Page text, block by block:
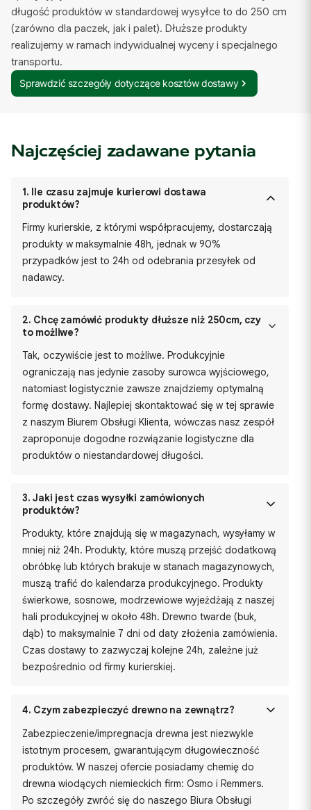
długość produktów w standardowej wysyłce to do 250 cm
(zarówno dla paczek, jak i palet). Dłuższe produkty
realizujemy w ramach indywidualnej wyceny i specjalnego
transportu.
Sprawdzić szczegóły dotyczące kosztów dostawy
Najczęściej zadawane pytania
1. Ile czasu zajmuje kurierowi dostawa
produktów?
Firmy kurierskie, z którymi współpracujemy, dostarczają
produkty w maksymalnie 48h, jednak w 90%
przypadków jest to 24h od odebrania przesyłek od
nadawcy.
2. Chcę zamówić produkty dłuższe niż 250cm, czy
to możliwe?
Tak, oczywiście jest to możliwe. Produkcyjnie
ograniczają nas jedynie zasoby surowca wyjściowego,
natomiast logistycznie zawsze znajdziemy optymalną
formę dostawy. Najlepiej skontaktować się w tej sprawie
z naszym Biurem Obsługi Klienta, wówczas nasz zespół
zaproponuje dogodne rozwiązanie logistyczne dla
produktów o niestandardowej długości.
3. Jaki jest czas wysyłki zamówionych
produktów?
Produkty, które znajdują się w magazynach, wysyłamy w
mniej niż 24h. Produkty, które muszą przejść dodatkową
obróbkę lub których brakuje w stanach magazynowych,
muszą trafić do kalendarza produkcyjnego. Produkty
świerkowe, sosnowe, modrzewiowe wyjeżdżają z naszej
hali produkcyjnej w około 48h. Drewno twarde (buk,
dąb) to maksymalnie 7 dni od daty złożenia zamówienia.
Czas dostawy to zazwyczaj kolejne 24h, zależne już
bezpośrednio od firmy kurierskiej.
4. Czym zabezpieczyć drewno na zewnątrz?
Zabezpieczenie/impregnacja drewna jest niezwykle
istotnym procesem, gwarantującym długowieczność
produktów. W naszej ofercie posiadamy chemię do
drewna wiodących niemieckich firm: Osmo i Remmers.
Po szczegóły zwróć się do naszego Biura Obsługi